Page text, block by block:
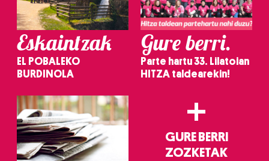
Eskaintzak
EL POBALEKO
BURDINOLA
Gure berri.
Parte hartu 33. Lilatoian
HITZA taldearekin!
+
GURE BERRI
ZOZKETAK